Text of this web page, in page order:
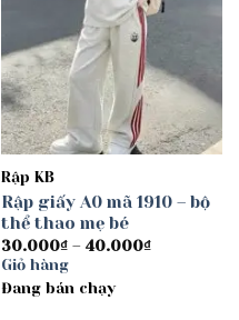
Rập KB
Rập giấy A0 mã 1910 – bộ
thể thao mẹ bé
30.000₫ – 40.000₫Khoảng
Giỏ hàng
Đang bán chạy